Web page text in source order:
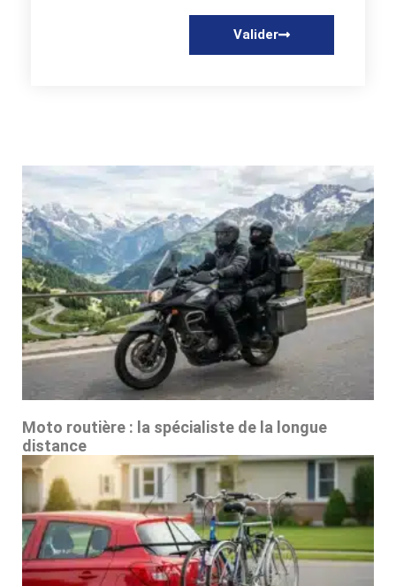
Valider
Moto routière : la spécialiste de la longue
distance